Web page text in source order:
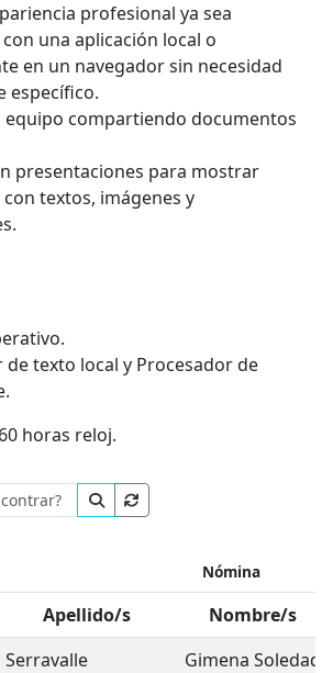
profesional ya sea
una aplicación local o
en un navegador sin necesidad
específico.
equipo compartiendo documentos
presentaciones para mostrar
textos, imágenes y
de texto local y Procesador de
horas reloj.
Nómina
Apellido/s
Nombre/s
Serravalle
Gimena Soledad